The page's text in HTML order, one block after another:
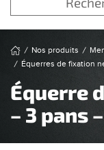
Nos produits
Équerres de fixation
Équerre
– 3 pans